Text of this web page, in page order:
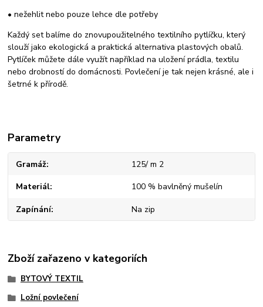
• nežehlit nebo pouze lehce dle potřeby
Každý set balíme do znovupoužitelného textilního pytlíčku, který
slouží jako ekologická a praktická alternativa plastových obalů.
Pytlíček můžete dále využít například na uložení prádla, textilu
nebo drobností do domácnosti. Povlečení je tak nejen krásné, ale i
šetrné k přírodě.
Parametry
Gramáž 125/ m 2
Materiál 100 % bavlněný mušelín
Zapínání Na zip
Zboží zařazeno v kategoriích
BYTOVÝ TEXTIL
Ložní povlečení